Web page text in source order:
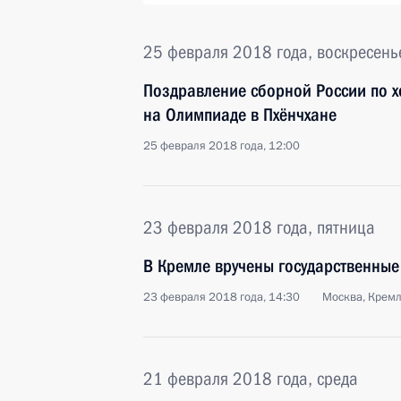
25 февраля 2018 года,
Поздравление сборной России по
на Олимпиаде в Пхёнчхане
25 февраля 2018 года, 12:00
23 февраля 2018 года, пятница
В Кремле вручены
23 февраля 2018 года, 14:30 Москва,
21 февраля 2018 года, среда